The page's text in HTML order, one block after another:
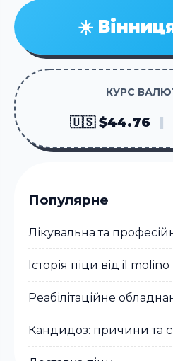
☀️
КУРС
🇺🇸 $44.76
Популярне
Лікувальна та
Історія піци від il molino
Реабілітаційне
Кандидоз: причини та